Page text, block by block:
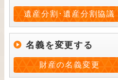
遺産分割･遺産分割協議
名義を変更する
財産の名義変更